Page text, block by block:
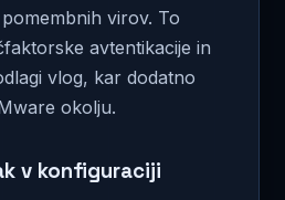
virov. To
avtentikacije in
vlog, kar dodatno
okolju.
v konfiguraciji